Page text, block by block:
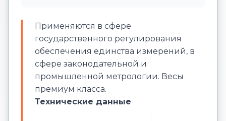
Применяются в сфере
государственного регулирования
обеспечения единства измерений, в
сфере законодательной и
промышленной метрологии. Весы
премиум класса.
Технические данные